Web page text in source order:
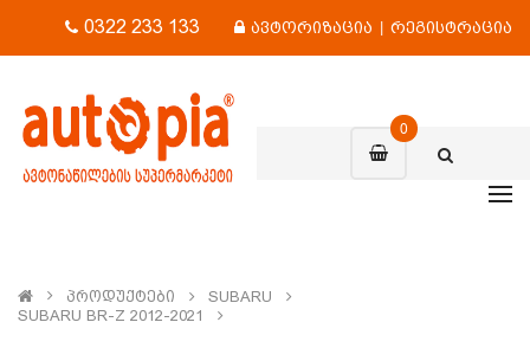
0322 233 133 ავტორიზაცია | რეგისტრაცია
0
Პროდუქტები
SUBARU
SUBARU BR-Z 2012-2021